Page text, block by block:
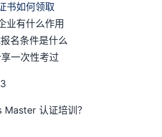
书如何领取
业有什么作用
名条件是什么
一次性考过
认证培训？